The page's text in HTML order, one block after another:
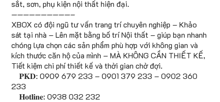
sắt, sơn, phụ kiện nội thất hiện đại.
——————————–
XBOX có đội ngũ tư vấn trang trí chuyên nghiệp – Khảo
sát tại nhà – Lên mặt bằng bố trí Nội thất – giúp bạn nhanh
chóng lựa chọn các sản phẩm phù hợp với không gian và
kích thước căn hộ của mình – MÀ KHÔNG CẦN THIẾT KẾ,
Tiết kiệm chi phí thiết kế và thời gian chờ đợi.
𝐏𝐊𝐃: 0909 679 233 – 0901 379 233 – 0902 360
233
𝐇𝐨𝐭𝐥𝐢𝐧𝐞: 0938 032 232